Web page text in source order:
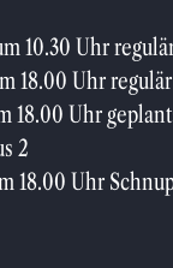
10.30 Uhr
18.00 Uhr
18.00 Uhr
2
18.00 Uhr